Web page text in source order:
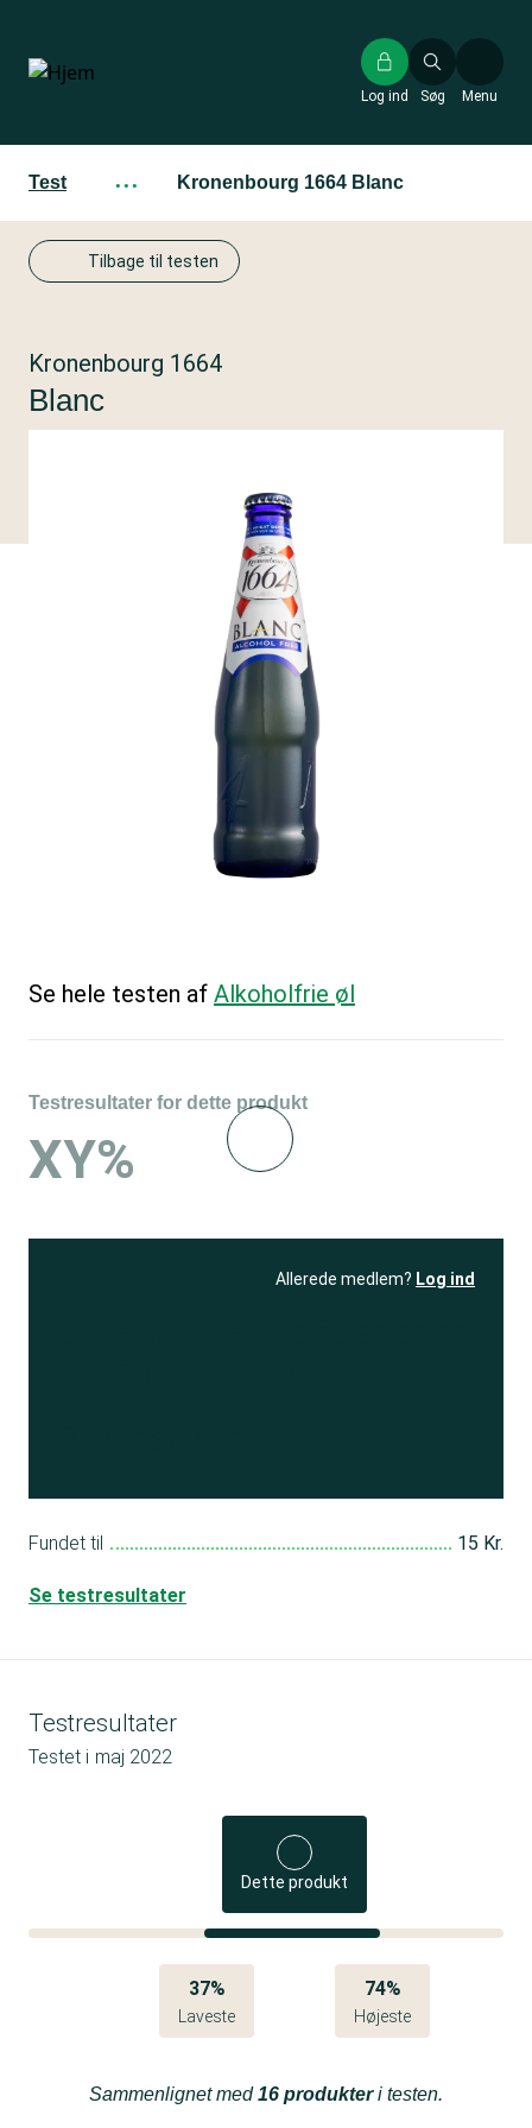
hovedindhold
Søg
Log ind Menu
Test ··· Kronenbourg 1664 Blanc
Tilbage til testen
Kronenbourg 1664
Blanc
Se hele testen af Alkoholfrie øl
Testresultater for dette produkt
XY%
Allerede medlem? Log ind
Fundet til 15 Kr.
Se testresultater
Testresultater
Testet i maj 2022
Dette produkt
37%
Laveste
74%
Højeste
Sammenlignet med16 produkteri testen.